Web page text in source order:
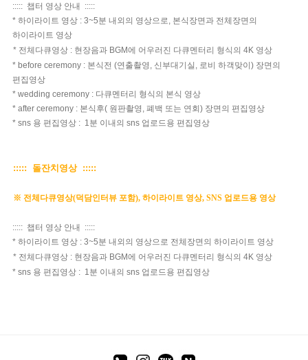
::::: 챕터 영상 안내 :::::
* 하이라이트 영상 : 3~5분 내외의 영상으로, 본식장면과 전체장면의
하이라이트 영상
* 전체다큐영상 : 현장음과 BGM에 어우러진 다큐멘터리 형식의 4K 영상
* before ceremony : 본식전 (연출촬영, 신부대기실, 로비 하객맞이) 장면의
편집영상
* wedding ceremony : 다큐멘터리 형식의 본식 영상
* after ceremony : 본식후( 원판촬영, 폐백 또는 연회) 장면의 편집영상
* sns 용 편집영상 : 1분 이내의 sns 업로드용 편집영상
::::: 돌잔치영상 :::::
※ 전체다큐영상(덕담인터뷰 포함), 하이라이트 영상, SNS 업로드용 영상
::::: 챕터 영상 안내 :::::
* 하이라이트 영상 : 3~5분 내외의 영상으로 전체장면의 하이라이트 영상
* 전체다큐영상 : 현장음과 BGM에 어우러진 다큐멘터리 형식의 4K 영상
* sns 용 편집영상 : 1분 이내의 sns 업로드용 편집영상